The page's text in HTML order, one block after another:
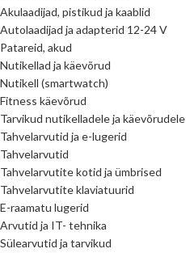
Akulaadijad, pistikud ja kaablid
Autolaadijad ja adapterid 12-24 V
Patareid, akud
Nutikellad ja käevõrud
Nutikell (smartwatch)
Fitness käevõrud
Tarvikud nutikelladele ja käevõrudele
Tahvelarvutid ja e-lugerid
Tahvelarvutid
Tahvelarvutite kotid ja ümbrised
Tahvelarvutite klaviatuurid
E-raamatu lugerid
Arvutid ja IT- tehnika
Sülearvutid ja tarvikud